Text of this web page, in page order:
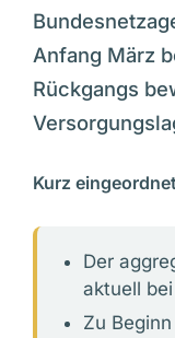
Anfang März
Rückgangs
Kurz
Der
aktuell
Zu